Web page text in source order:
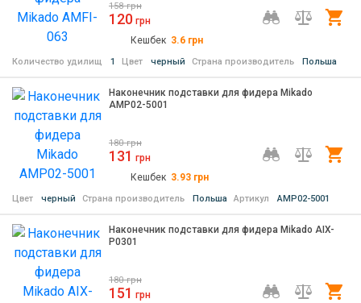
158 грн
120 грн
Кешбек 3.6 грн
Количество удилищ 1 Цвет черный Страна производитель Польша
Наконечник подставки для фидера Mikado
AMP02-5001
180 грн
131 грн
Кешбек 3.93 грн
Цвет черный Страна производитель Польша Артикул AMP02-5001
Наконечник подставки для фидера Mikado AIX-
P0301
180 грн
151 грн